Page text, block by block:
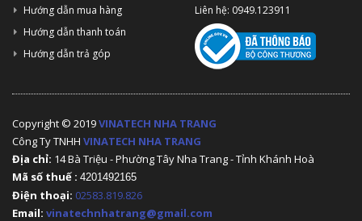
Hướng dẫn mua hàng
Hướng dẫn thanh toán
Hướng dẫn trả góp
Liên hệ: 0949.123911
Copyright © 2019VINATECH NHA TRANG
Công Ty TNHH VINATECH NHA TRANG
Địa chỉ: 14 Bà Triệu - Phường Tây Nha Trang - Tỉnh Khánh Hoà
Mã số thuế : 4201492165
Điện thoại: 02583.819.826
Email: vinatechnhatrang@gmail.com